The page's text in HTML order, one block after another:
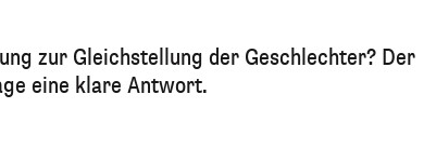
zur Gleichstellung der Geschlechter? Der
eine klare Antwort.